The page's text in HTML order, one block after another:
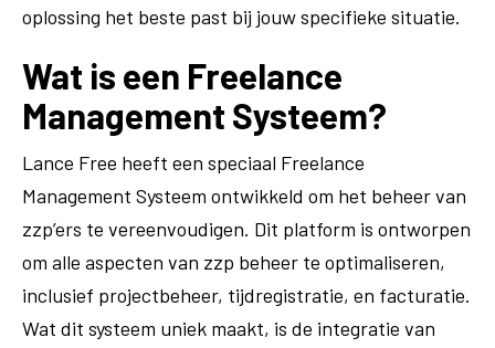
oplossing het beste past bij jouw specifieke situatie.
Wat is een Freelance
Management Systeem?
Lance Free heeft een speciaal Freelance
Management Systeem ontwikkeld om het beheer van
zzp’ers te vereenvoudigen. Dit platform is ontworpen
om alle aspecten van zzp beheer te optimaliseren,
inclusief projectbeheer, tijdregistratie, en facturatie.
Wat dit systeem uniek maakt, is de integratie van